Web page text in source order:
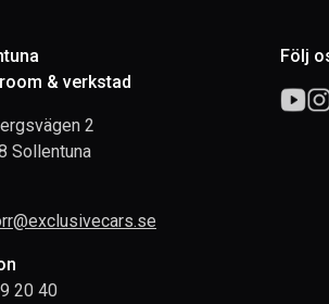
& verkstad
2
Sollentuna
20 40
Följ